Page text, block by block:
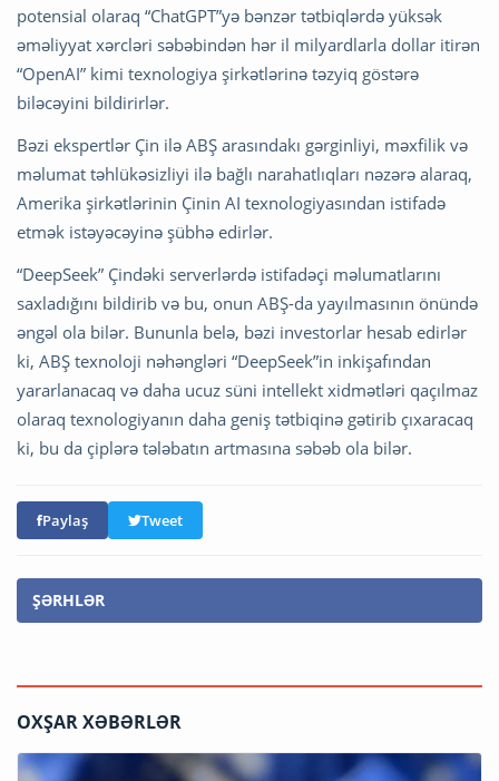
potensial olaraq “ChatGPT”yə bənzər tətbiqlərdə yüksək
əməliyyat xərcləri səbəbindən hər il milyardlarla dollar itirən
“OpenAI” kimi texnologiya şirkətlərinə təzyiq göstərə
biləcəyini bildirirlər.
Bəzi ekspertlər Çin ilə ABŞ arasındakı gərginliyi, məxfilik və
məlumat təhlükəsizliyi ilə bağlı narahatlıqları nəzərə alaraq,
Amerika şirkətlərinin Çinin AI texnologiyasından istifadə
etmək istəyəcəyinə şübhə edirlər.
“DeepSeek” Çindəki serverlərdə istifadəçi məlumatlarını
saxladığını bildirib və bu, onun ABŞ-da yayılmasının önündə
əngəl ola bilər. Bununla belə, bəzi investorlar hesab edirlər
ki, ABŞ texnoloji nəhəngləri “DeepSeek”in inkişafından
yararlanacaq və daha ucuz süni intellekt xidmətləri qaçılmaz
olaraq texnologiyanın daha geniş tətbiqinə gətirib çıxaracaq
ki, bu da çiplərə tələbatın artmasına səbəb ola bilər.
Paylaş Tweet
ŞƏRHLƏR
OXŞAR XƏBƏRLƏR